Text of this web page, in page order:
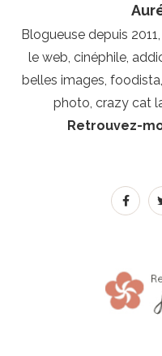
Blogueuse depuis
le web, cinéphile,
belles images,
photo, crazy cat
Retrouvez-